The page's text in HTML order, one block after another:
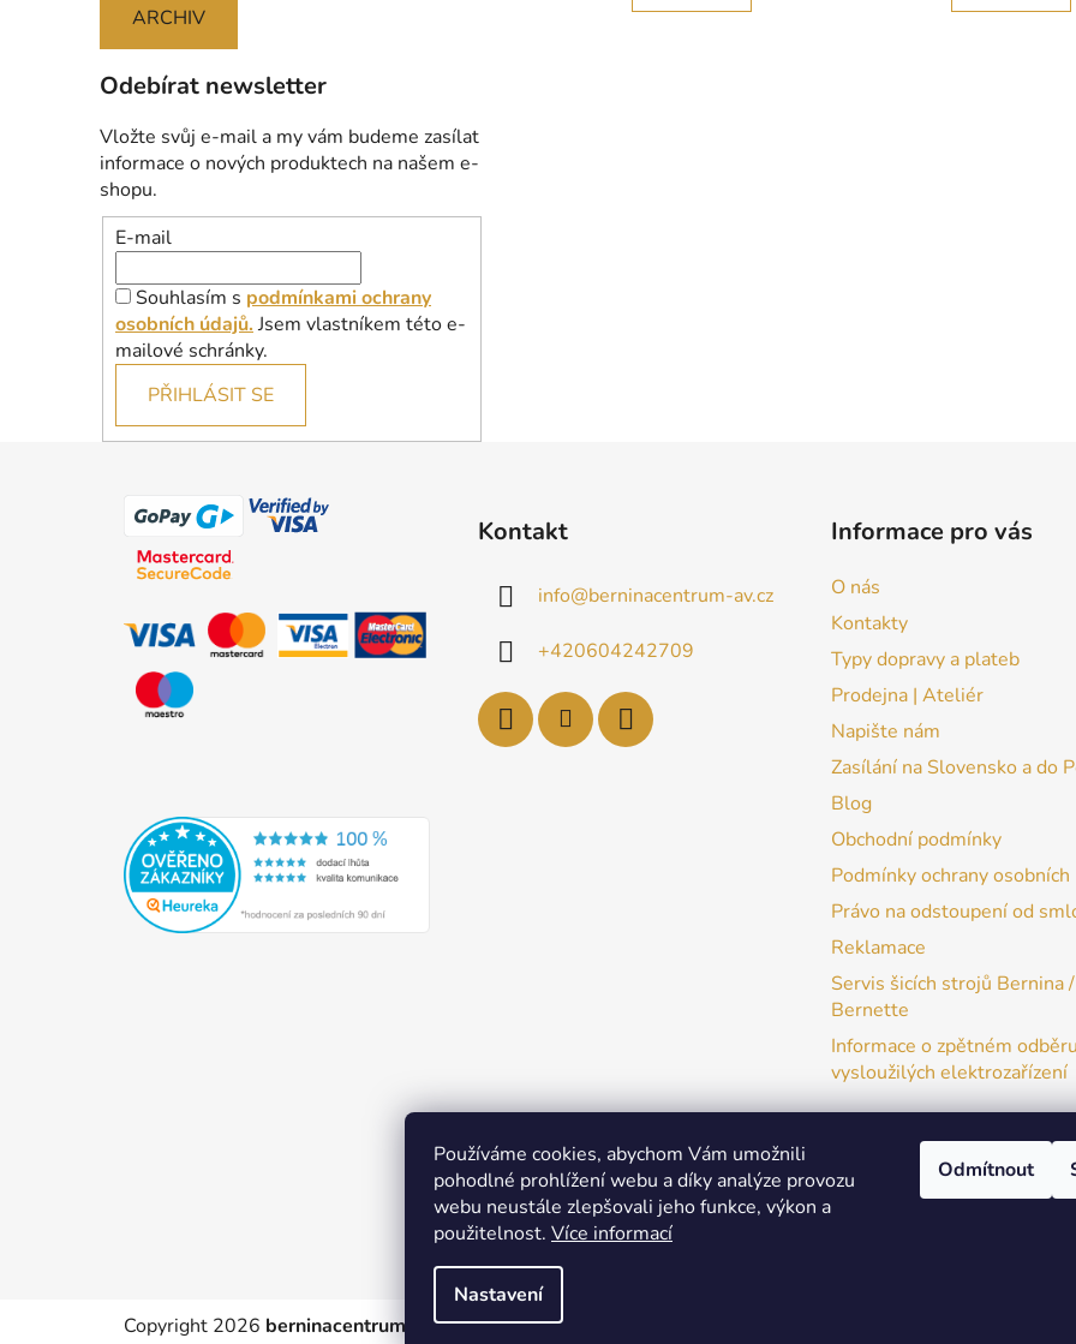
Používáme cookies, abychom Vám umožnili
pohodlné prohlížení webu a díky analýze provozu
webu neustále zlepšovali jeho funkce, výkon a
použitelnost. Více informací
Nastavení
Odmítnout
ARCHIV
Odebírat newsletter
Vložte svůj e-mail a my vám budeme zasílat
informace o nových produktech na našem e-
shopu.
E-mail
Souhlasím s podmínkami ochrany
osobních údajů. Jsem vlastníkem této e-
mailové schránky.
PŘIHLÁSIT SE
Kontakt
info@berninacentrum-av.cz
+420604242709
Informace pro vás
O nás
Kontakty
Typy dopravy a plateb
Prodejna | Ateliér
Napište nám
Zasílání na Slovensko a do
Blog
Obchodní podmínky
Podmínky ochrany osobních
Právo na odstoupení od
Reklamace
Servis šicích strojů Bernina /
Bernette
Informace o zpětném
vysloužilých elektrozařízení
patchwork-aja.cz
Copyright 2026 berninacentrum-av.cz. Všechna práva vyhrazena.